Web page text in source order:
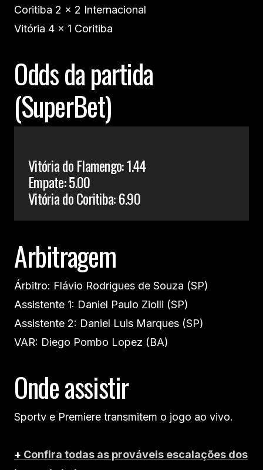
Coritiba 2 x 2 Internacional
Vitória 4 x 1 Coritiba
Odds da partida
(SuperBet)
Vitória do Flamengo: 1.44
Empate: 5.00
Vitória do Coritiba: 6.90
Arbitragem
Árbitro: Flávio Rodrigues de Souza (SP)
Assistente 1: Daniel Paulo Ziolli (SP)
Assistente 2: Daniel Luis Marques (SP)
VAR: Diego Pombo Lopez (BA)
Onde assistir
Sportv e Premiere transmitem o jogo ao vivo.
+ Confira todas as prováveis escalações dos